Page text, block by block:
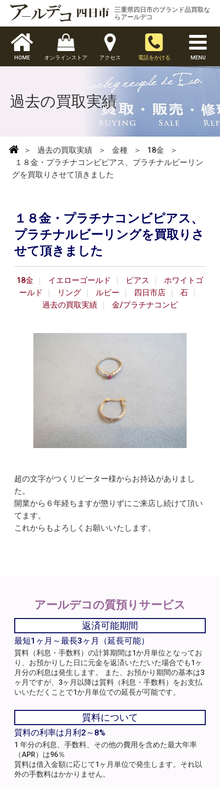
三重県四日市のブランド品買取な
らアールデコ
HOME オンラインストア アクセス 電話をかける MENU
過去の買取実績
＞ 過去の買取実績 ＞ 金種 ＞ 18金
＞
１８金・プラチナコンビピアス、プラチナルビーリン
グを買取りさせて頂きました
１８金・プラチナコンビピアス、
プラチナルビーリングを買取りさ
せて頂きました
18金 イエローゴールド ピアス
ホワイトゴ
ールド
リング ルビー 四日市店
石
過去の買取実績
金/プラチナコンビ
超の文字がつくリピーター様からお持込がありまし
た。
開業から６年経ちますが懲りずにご来店し続けて頂い
てます。
これからもよろしくお願いいたします。
アールデコの質預りサービス
返済可能期間
最短1ヶ月～最長3ヶ月（延長可能）
質料（利息・手数料）の計算期間は1か月単位となってお
り、お預かりした日に元金を返済いただいた場合でも1ヶ
月分の利息は発生します。 また、お預かり期間の基本は3
ヶ月ですが、3ヶ月以降は質料（利息・手数料）をお支払
いいただくことで1か月単位での延長が可能です。
質料について
質料の利率は月利2～8%
1 年分の利息、手数料、その他の費用を含めた最大年率
（APR）は96％
質料は借入金額に応じて1ヶ月単位で発生します。それ以
外の手数料はかかりません。